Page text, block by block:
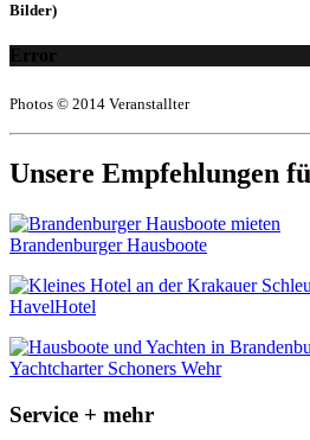
Bilder)
Error
Photos © 2014 Veranstallter
Unsere Empfehlungen
Brandenburger Hausboote
HavelHotel
Yachtcharter Schoners Wehr
Service + mehr